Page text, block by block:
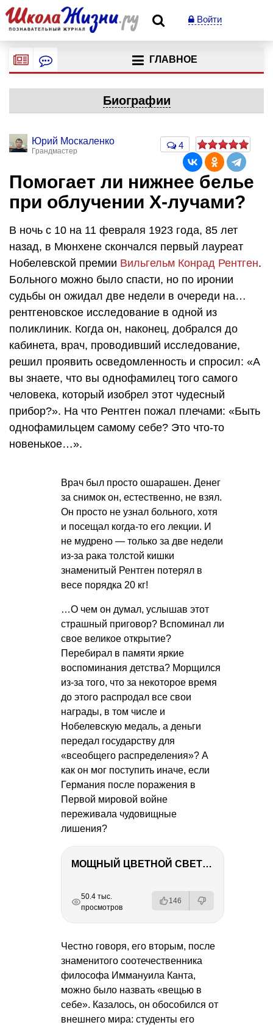
Войти
ГЛАВНОЕ
Биографии
Юрий Москаленко
Грандмастер
4
Помогает ли нижнее белье
при облучении Х-лучами?
В ночь с 10 на 11 февраля 1923 года, 85 лет
назад, в Мюнхене скончался первый лауреат
Нобелевской премии Вильгельм Конрад Рентген.
Больного можно было спасти, но по иронии
судьбы он ожидал две недели в очереди на…
рентгеновское исследование в одной из
поликлиник. Когда он, наконец, добрался до
кабинета, врач, проводивший исследование,
решил проявить осведомленность и спросил: «А
вы знаете, что вы однофамилец того самого
человека, который изобрел этот чудесный
прибор?». На что Рентген пожал плечами: «Быть
однофамильцем самому себе? Это что-то
новенькое…».
Врач был просто ошарашен. Денег
за снимок он, естественно, не взял.
Он просто не узнал больного, хотя
и посещал когда-то его лекции. И
не мудрено — только за две недели
из-за рака толстой кишки
знаменитый Рентген потерял в
весе порядка 20 кг!
…О чем он думал, услышав этот
страшный приговор? Вспоминал ли
свое великое открытие?
Перебирал в памяти яркие
воспоминания детства? Морщился
из-за того, что за некоторое время
до этого распродал все свои
награды, в том числе и
Нобелевскую медаль, а деньги
передал государству для
«всеобщего распределения»? А
как он мог поступить иначе, если
Германия после поражения в
Первой мировой войне
переживала чудовищные
лишения?
МОЩНЫЙ ЦВЕТНОЙ СВЕТ – NANLITE FC-500C
РЕКЛАМА
РЕКЛАМА
РЕКЛАМА
РЕКЛАМА
50.4 тыс.
просмотров
146
Честно говоря, его вторым, после
знаменитого соотечественника
философа Иммануила Канта,
можно было назвать «вещью в
себе». Казалось, он обособился от
внешнего мира: студенты его